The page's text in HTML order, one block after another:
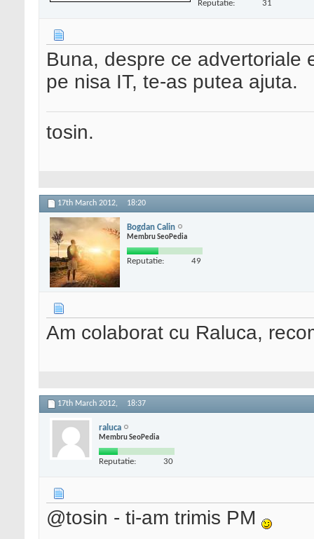
Reputatie: 31
Buna, despre ce advertoriale
pe nisa IT, te-as putea ajuta.
tosin.
17th March 2012, 18:20
Bogdan Calin
Membru SeoPedia
Reputatie: 49
Am colaborat cu Raluca,
17th March 2012, 18:37
raluca
Membru SeoPedia
Reputatie: 30
@tosin - ti-am trimis PM